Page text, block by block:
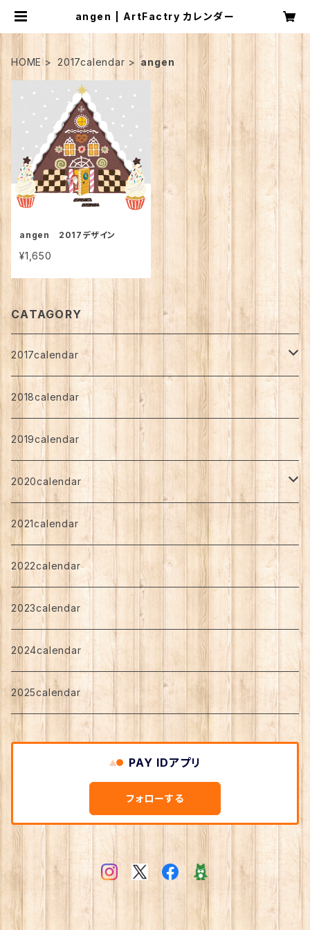
angen | ArtFactry カレンダー
HOME 2017calendar angen
angen 2017デザイン
¥1,650
CATAGORY
2017calendar
shiba
Standard
Art Support
nozomi
Standard
Art Support
angen
Standard
Art Support
chibi
Art Support
Standard
nagomi
2018calendar
2019calendar
2020calendar
しば
希
angen
2021calendar
2022calendar
2023calendar
2024calendar
2025calendar
PAY IDアプリ
フォローする